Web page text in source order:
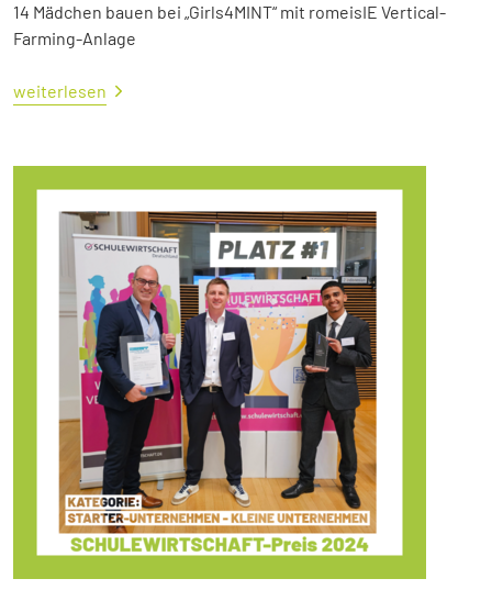
14 Mädchen bauen bei „Girls4MINT“ mit romeisIE Vertical-
Farming-Anlage
weiterlesen